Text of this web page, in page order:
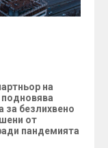
на
подновява
за безлихвено
от
пандемията